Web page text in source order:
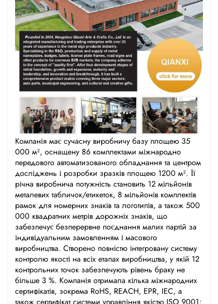
Компанія має сучасну виробничу базу площею 35
000 м², оснащену 86 комплектами міжнародно
передового автоматизованого обладнання та центром
досліджень і розробки зразків площею 1200 м². Її
річна виробнича потужність становить 12 мільйонів
металевих табличок/етикеток, 8 мільйонів комплектів
рамок для номерних знаків та логотипів, а також 500
000 квадратних метрів дорожніх знаків, що
забезпечує безперервне поєднання малих партій за
індивідуальним замовленням і масового
виробництва. Створено повністю інтегровану систему
контролю якості на всіх етапах виробництва, у якій 12
контрольних точок забезпечують рівень браку не
більше 3 %. Компанія отримала кілька міжнародних
сертифікатів, зокрема RoHS, REACH, EPR, IEC, а